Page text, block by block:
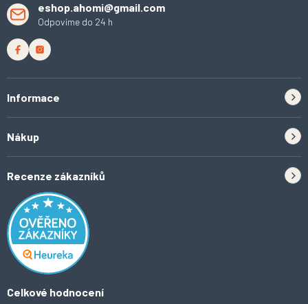
eshop.ahomi@gmail.com
Odpovíme do 24 h
Informace
Tipy do kuchyně
Inspirace a trendy
Domácí vychytávky
O Ahomi
Nákup
Odstoupení od smlouvy
Obchodní podmínky
Ochrana osobních údajů
Recenze zákazníků
Celkové hodnocení